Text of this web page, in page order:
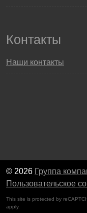
Контакты
Наши контакты
© 2026 Группа
Пользовательское
This site is protected by
apply.